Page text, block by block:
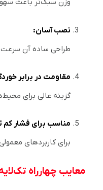
وزن سبک‌تر باعث
نصب آسان:
طراحی ساده آن
مقاومت در برابر
گزینه عالی برای
مناسب برای فشار کم
برای کاربردهای
معایب چهارراه